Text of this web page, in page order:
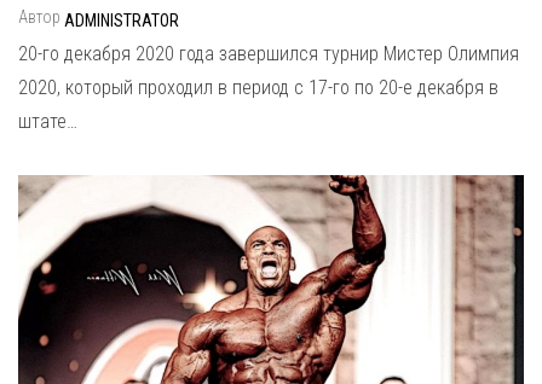
Автор ADMINISTRATOR
20-го декабря 2020 года завершился турнир Мистер Олимпия
2020, который проходил в период с 17-го по 20-е декабря в
штате…